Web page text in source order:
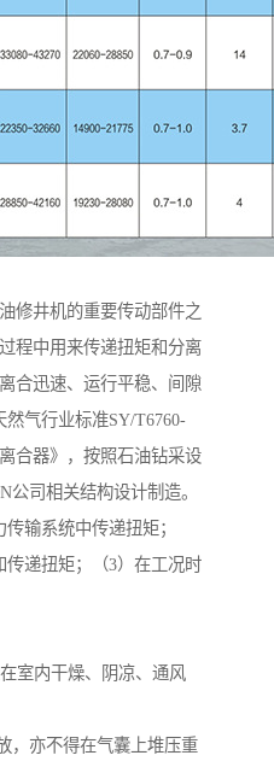
修井机的重要传动部件之
程中用来传递扭矩和分离
合迅速、运行平稳、间隙
气行业标准SY/T6760-
合器》，按照石油钻采设
公司相关结构设计制造。
输系统中传递扭矩；
传递扭矩；（3）在工况时
室内干燥、阴凉、通风
，亦不得在气囊上堆压重